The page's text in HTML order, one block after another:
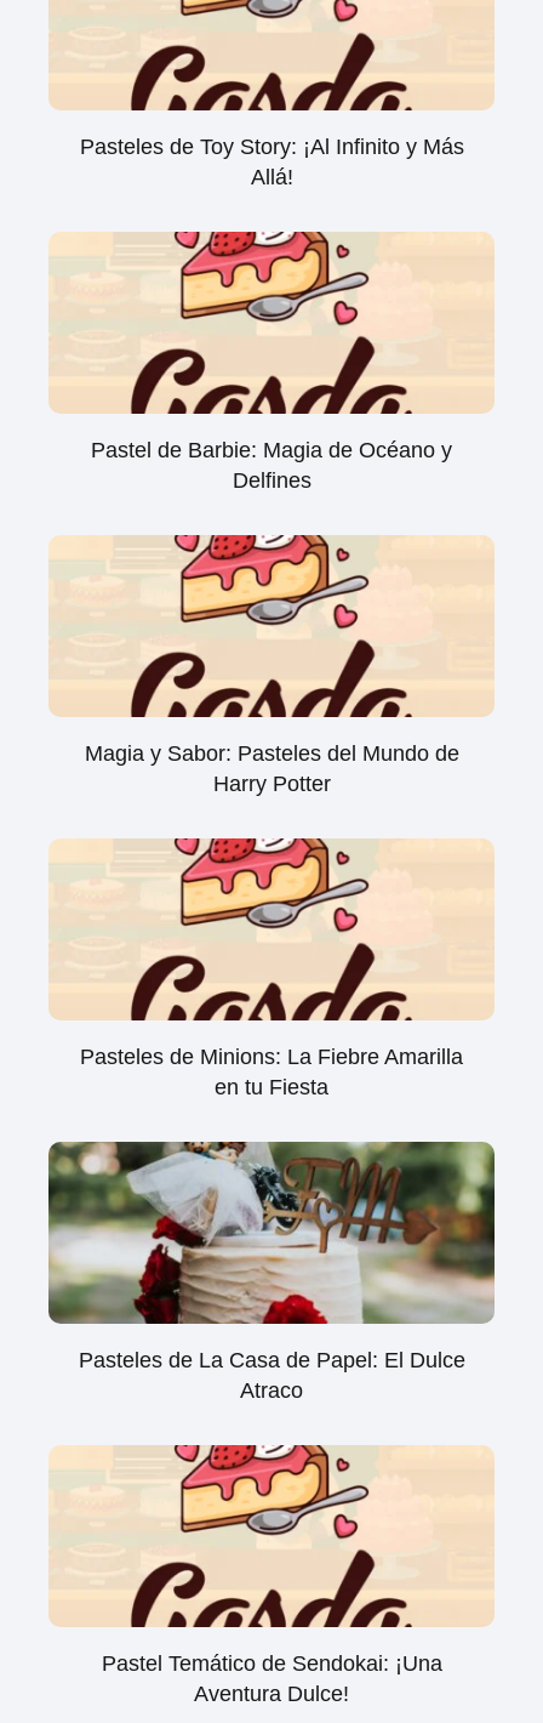
Pasteles de Toy Story: ¡Al Infinito y Más
Allá!
Pastel de Barbie: Magia de Océano y
Delfines
Magia y Sabor: Pasteles del Mundo de
Harry Potter
Pasteles de Minions: La Fiebre Amarilla
en tu Fiesta
Pasteles de La Casa de Papel: El Dulce
Atraco
Pastel Temático de Sendokai: ¡Una
Aventura Dulce!